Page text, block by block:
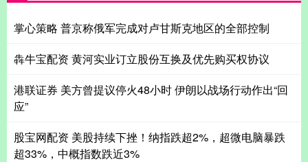
掌心策略 普京称俄军完成对卢甘斯克地区的全部控制
犇牛宝配资 黄河实业订立股份互换及优先购买权协议
港联证券 美方曾提议停火48小时 伊朗以战场行动作出“回
应”
股宝网配资 美股持续下挫！纳指跌超2%，超微电脑暴跌
超33%，中概指数跌近3%